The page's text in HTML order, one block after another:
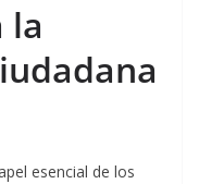
la
esencial de los